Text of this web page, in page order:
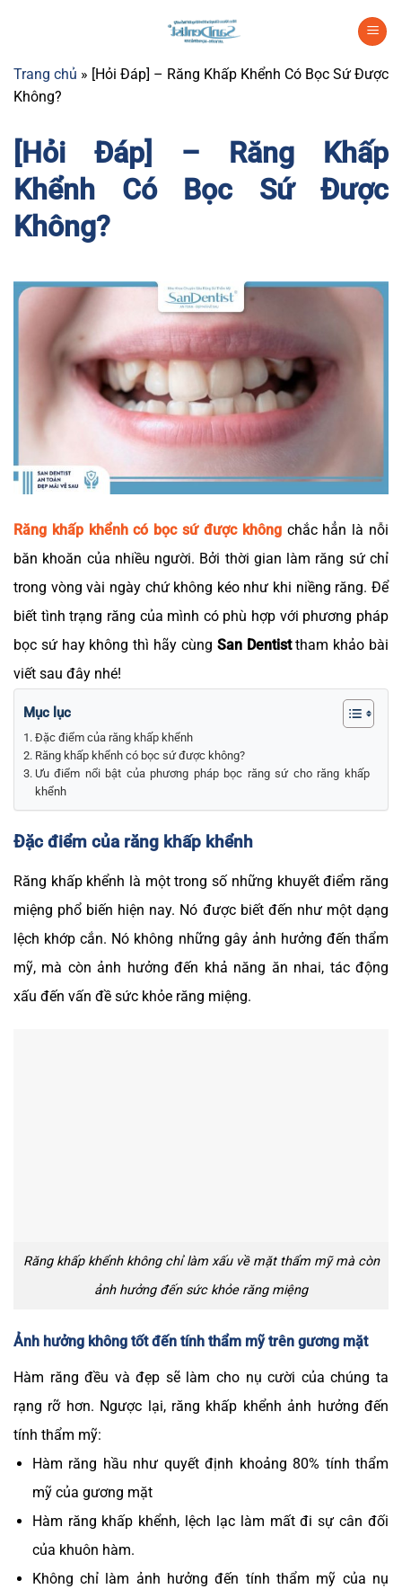
dungTrang chủ » [Hỏi Đáp] – Răng Khấp Khểnh Có Bọc Sứ Được
Không?
[Hỏi Đáp] – Răng Khấp
Khểnh Có Bọc Sứ Được
Không?
Răng khấp khểnh có bọc sứ được khôngchắc hẳn là nỗi
băn khoăn của nhiều người. Bởi thời gian làm răng sứ chỉ
trong vòng vài ngày chứ không kéo như khi niềng răng. Để
biết tình trạng răng của mình có phù hợp với phương pháp
bọc sứ hay không thì hãy cùng San Dentisttham khảo bài
viết sau đây nhé!
Mục lục
Đặc điểm của răng khấp khểnh
Răng khấp khểnh có bọc sứ được không?
Ưu điểm nổi bật của phương pháp bọc răng sứ cho răng khấp
khểnh
Đặc điểm của răng khấp khểnh
Răng khấp khểnh là một trong số những khuyết điểm răng
miệng phổ biến hiện nay. Nó được biết đến như một dạng
lệch khớp cắn. Nó không những gây ảnh hưởng đến thẩm
mỹ, mà còn ảnh hưởng đến khả năng ăn nhai, tác động
xấu đến vấn đề sức khỏe răng miệng.
Răng khấp khểnh không chỉ làm xấu về mặt thẩm mỹ mà còn
ảnh hưởng đến sức khỏe răng miệng
Ảnh hưởng không tốt đến tính thẩm mỹ trên gương mặt
Hàm răng đều và đẹp sẽ làm cho nụ cười của chúng ta
rạng rỡ hơn. Ngược lại, răng khấp khểnh ảnh hưởng đến
tính thẩm mỹ:
Hàm răng hầu như quyết định khoảng 80% tính thẩm
mỹ của gương mặt
Hàm răng khấp khểnh, lệch lạc làm mất đi sự cân đối
của khuôn hàm.
Không chỉ làm ảnh hưởng đến tính thẩm mỹ của nụ